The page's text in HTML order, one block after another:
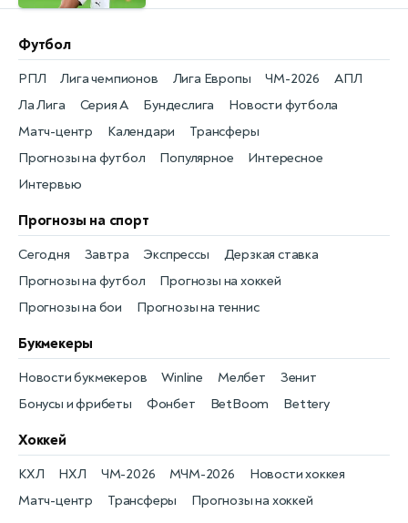
Футбол
Новости футбола
РПЛ
Матч-центр
Лига чемпионов
Календари
Лига Европы
Трансферы
ЧМ-2026
Прогнозы на футбол
АПЛ
Популярное
Ла Лига
Интересное
Серия А
Интервью
Бундеслига
Прогнозы на спорт
Прогнозы на футбол
Сегодня
Прогнозы на хоккей
Завтра
Прогнозы на бои
Экспрессы
Прогнозы на теннис
Дерзкая ставка
Букмекеры
Бонусы и фрибеты
Новости букмекеров
Фонбет
Winline
BetBoom
Мелбет
Bettery
Зенит
Хоккей
Новости хоккея
КХЛ
Матч-центр
НХЛ
Трансферы
ЧМ-2026
Прогнозы на хоккей
МЧМ-2026